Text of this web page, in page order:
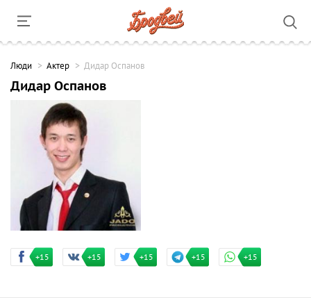
Люди Актер Дидар Оспанов
Дидар Оспанов
+15 +15 +15 +15 +15